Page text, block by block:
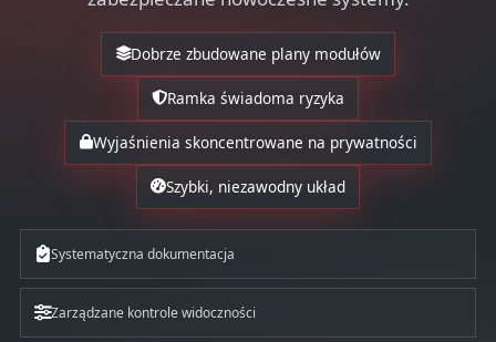
Dobrze zbudowane plany modułów
Ramka świadoma ryzyka
Wyjaśnienia skoncentrowane na prywatności
Szybki, niezawodny układ
Systematyczna dokumentacja
Zarządzane kontrole widoczności